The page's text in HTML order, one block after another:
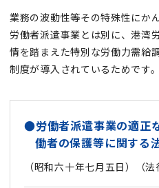
業務の波動性等その特殊性にか
労働者派遣事業とは別に、港湾
情を踏まえた特別な労働力需給
制度が導入されているためです。
●労働者派遣事業の適正
働者の保護等に関する
（昭和六十年七月五日）（法